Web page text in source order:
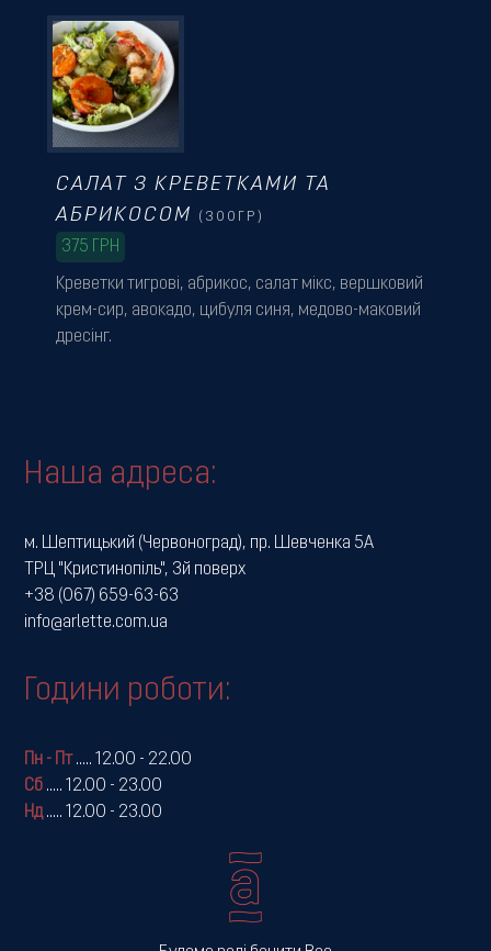
Креветки тигрові, абрикос, салат мікс, вершковий
крем-сир, авокадо, цибуля синя, медово-маковий
дресінг.
САЛАТ З КРЕВЕТКАМИ ТА
АБРИКОСОМ
(300ГР)
375 ГРН
Наша адреса:
м. Шептицький (Червоноград), пр. Шевченка 5А
ТРЦ "Кристинопіль", 3й поверх
+38 (067) 659-63-63
info@arlette.com.ua
Години роботи:
Пн - Пт.....
12.00 - 22.00
Сб .....
12.00 - 23.00
Нд..... 12.00 - 23.00